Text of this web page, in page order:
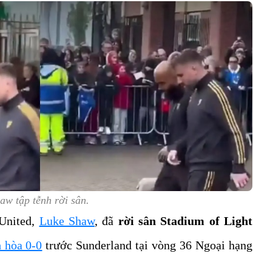
tập tễnh rời sân.
Luke Shaw, đã rời sân Stadium of Light
hòa 0-0 trước Sunderland tại vòng 36 Ngoại hạng